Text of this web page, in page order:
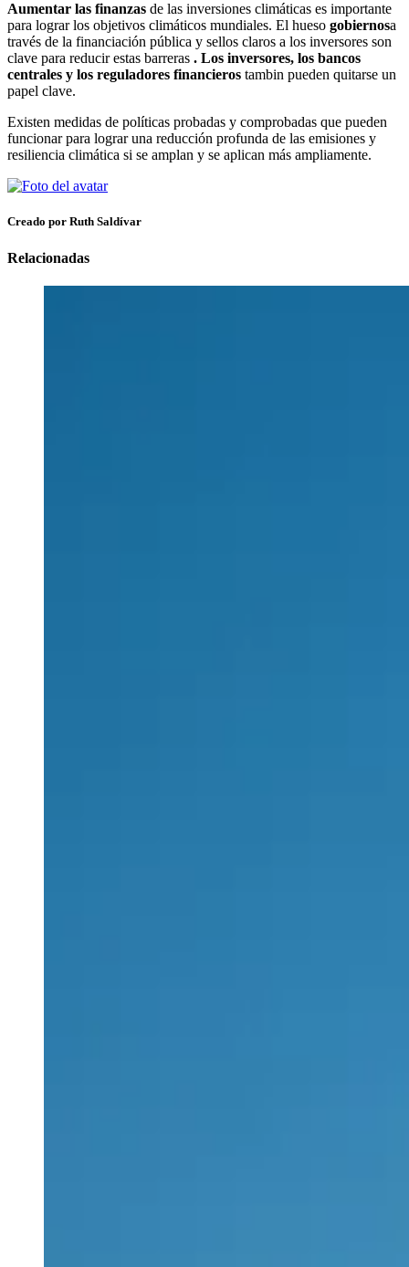
Aumentar las finanzas de las inversiones climáticas es importante
para lograr los objetivos climáticos mundiales. El hueso gobiernosa
través de la financiación pública y sellos claros a los inversores son
clave para reducir estas barreras . Los inversores, los bancos
centrales y los reguladores financieros tambin pueden quitarse un
papel clave.
Existen medidas de políticas probadas y comprobadas que pueden
funcionar para lograr una reducción profunda de las emisiones y
resiliencia climática si se amplan y se aplican más ampliamente.
Creado por Ruth Saldívar
Relacionadas